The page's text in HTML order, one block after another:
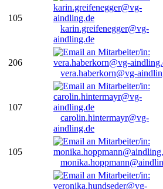
105
karin.greifenegger@vg-
aindling.de
206
vera.haberkorn@vg-
107
carolin.hintermayr@vg-
aindling.de
105